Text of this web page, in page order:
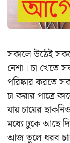
সকালে উঠেই
নেশা। চা খেতে
পরিষ্কার করতে
চা করার পাত্রে
যায় চায়ের
মধ্যে ঢুকে আছে
আজ তুলে ধরব